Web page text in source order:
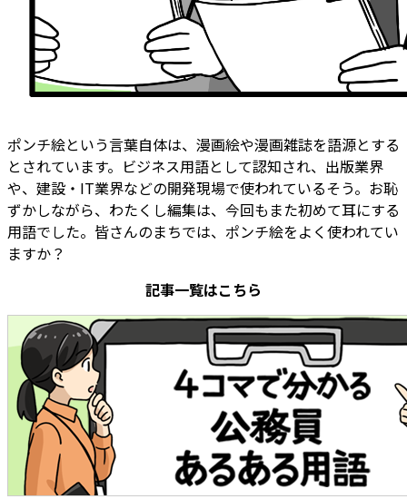
ポンチ絵という言葉自体は、漫画絵や漫画雑誌を語源とする
とされています。ビジネス用語として認知され、出版業界
や、建設・IT業界などの開発現場で使われているそう。お恥
ずかしながら、わたくし編集は、今回もまた初めて耳にする
用語でした。皆さんのまちでは、ポンチ絵をよく使われてい
ますか？
記事一覧はこちら